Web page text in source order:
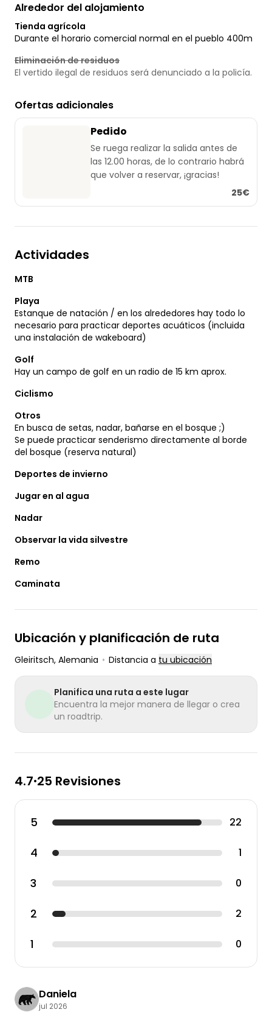
Alrededor del alojamiento
Tienda agrícola
Durante el horario comercial normal en el pueblo 400m
Eliminación de residuos
El vertido ilegal de residuos será denunciado a la policía.
Ofertas adicionales
Pedido
Se ruega realizar la salida antes de
las 12.00 horas, de lo contrario habrá
que volver a reservar, ¡gracias!
25€
Actividades
MTB
Playa
Estanque de natación / en los alrededores hay todo lo
necesario para practicar deportes acuáticos (incluida
una instalación de wakeboard)
Golf
Hay un campo de golf en un radio de 15 km aprox.
Ciclismo
Otros
En busca de setas, nadar, bañarse en el bosque ;)
Se puede practicar senderismo directamente al borde
del bosque (reserva natural)
Deportes de invierno
Jugar en al agua
Nadar
Observar la vida silvestre
Remo
Caminata
Ubicación y planificación de ruta
Gleiritsch, Alemania • Distancia a tu ubicación
Planifica una ruta a este lugar
Encuentra la mejor manera de llegar o crea
un roadtrip.
4.7•25 Revisiones
5 22
4 1
3 0
2 2
1 0
Daniela
jul 2026